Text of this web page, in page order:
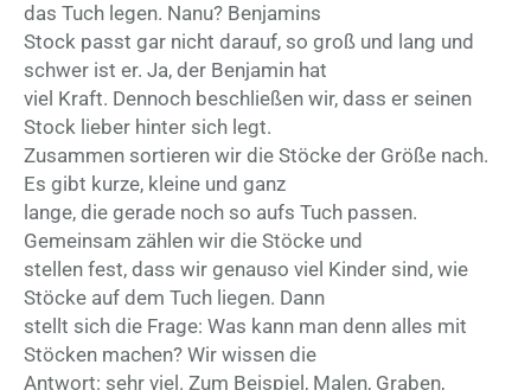
das Tuch legen. Nanu? Benjamins
Stock passt gar nicht darauf, so groß und lang und
schwer ist er. Ja, der Benjamin hat
viel Kraft. Dennoch beschließen wir, dass er seinen
Stock lieber hinter sich legt.
Zusammen sortieren wir die Stöcke der Größe nach.
Es gibt kurze, kleine und ganz
lange, die gerade noch so aufs Tuch passen.
Gemeinsam zählen wir die Stöcke und
stellen fest, dass wir genauso viel Kinder sind, wie
Stöcke auf dem Tuch liegen. Dann
stellt sich die Frage: Was kann man denn alles mit
Stöcken machen? Wir wissen die
Antwort: sehr viel. Zum Beispiel, Malen, Graben,